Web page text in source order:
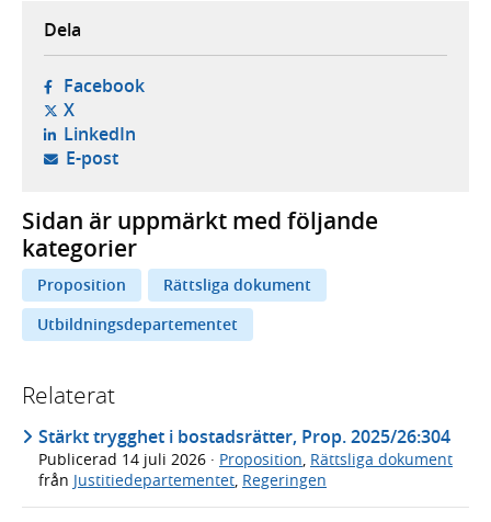
Dela
Facebook- öppnas i ny flik, extern webbplats,
X- öppnas i ny flik, extern webbplats,
LinkedIn- öppnas i ny flik, extern webbplats,
E-post- öppnar din e-postklient,
Sidan är uppmärkt med följande
kategorier
Proposition
Rättsliga dokument
Utbildningsdepartementet
Relaterat
Stärkt trygghet i bostadsrätter, Prop. 2025/26:304
Publicerad 14 juli 2026 · Proposition, Rättsliga dokument
från Justitiedepartementet, Regeringen